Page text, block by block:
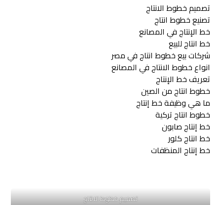
تصميم خطوط الانتاج
تصنيع خطوط انتاج
خط الإنتاج في المصانع
خط انتاج للبيع
شركات بيع خطوط انتاج في مصر
انواع خطوط الانتاج في المصانع
تعريف خط الإنتاج
خطوط انتاج من الصين
ما هي وظيفة خط إنتاج
خطوط انتاج تركية
خط إنتاج صابون
خط انتاج كلور
خط إنتاج المنظفات
تصميم خطوط الانتاج